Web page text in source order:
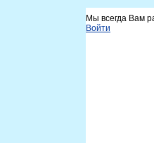
Мы всегда Вам
Войти